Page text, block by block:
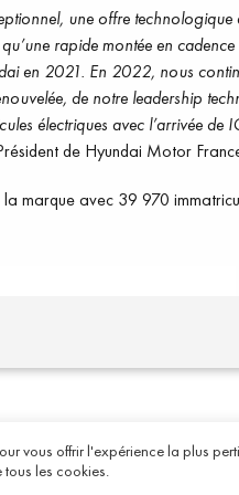
une offre technologique
rapide montée en
en 2021. En 2022, nous
de notre leadership
électriques avec l’arrivée de
de Hyundai Motor
marque avec 39 970
Mentions légales- 2020 acommauto
vous offrir l'expérience la plus
les cookies.